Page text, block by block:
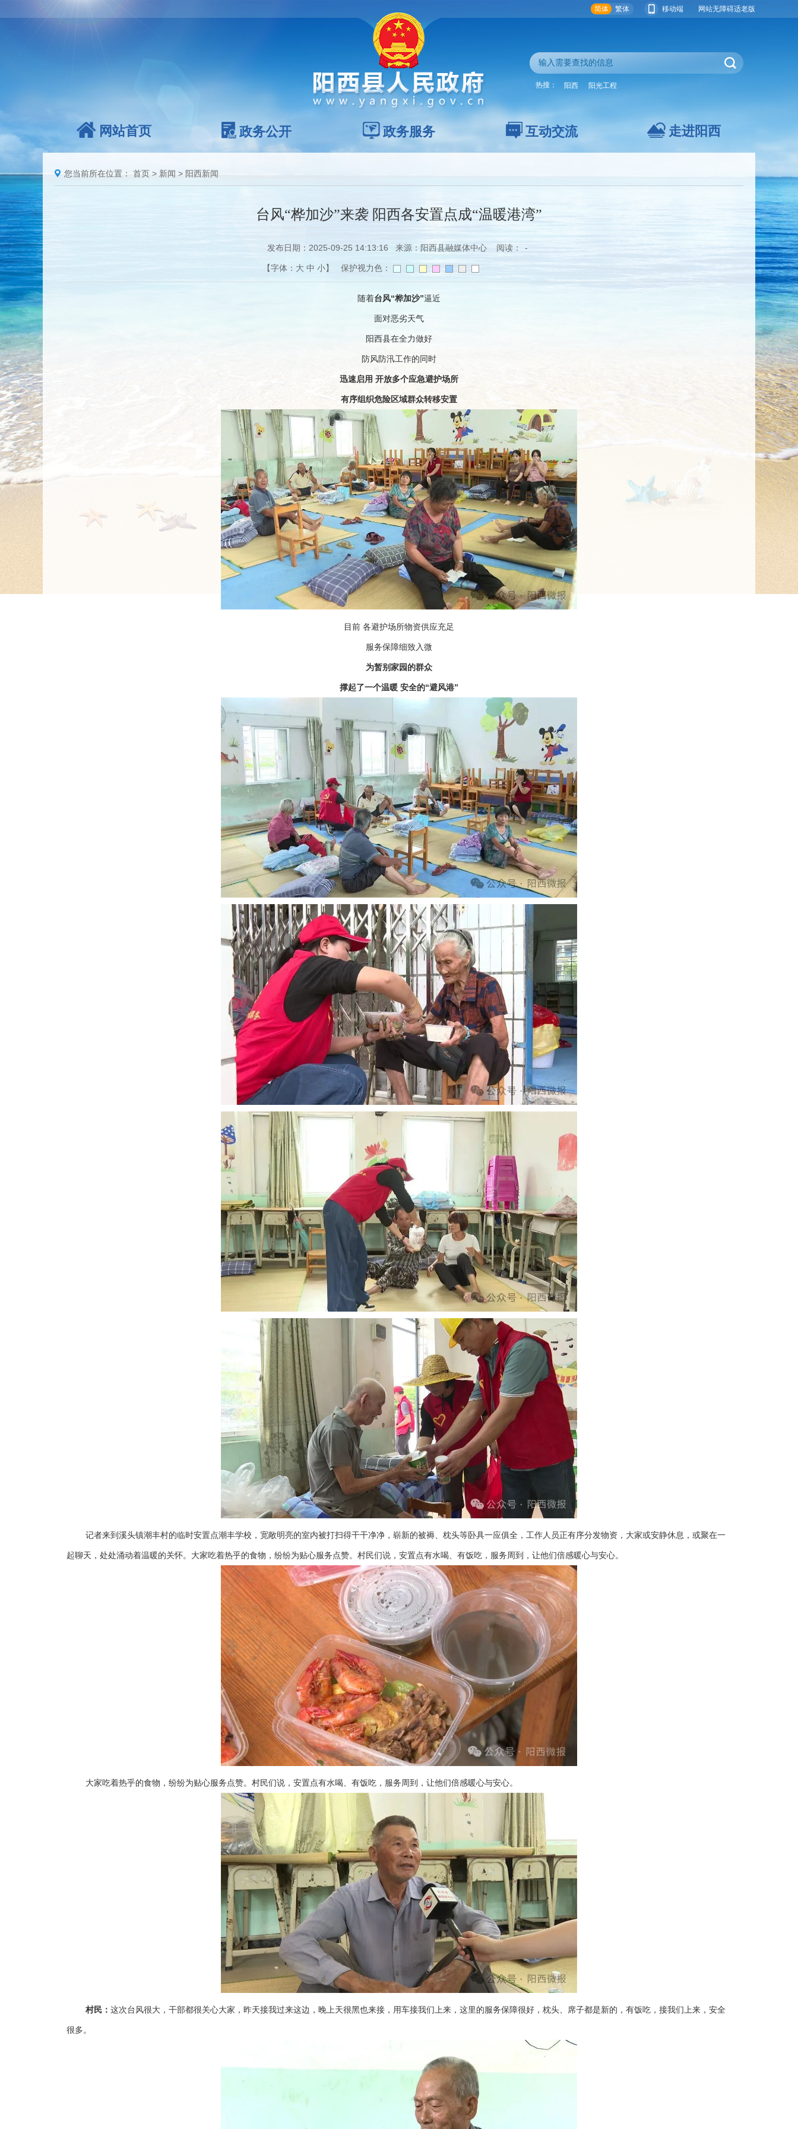
简体 繁体 移动端 网站无障碍适老版
热搜： 阳西 阳光工程
网站首页 政务公开 政务服务 互动交流 走进阳西
您当前所在位置： 首页 > 新闻 > 阳西新闻
台风“桦加沙”来袭 阳西各安置点成“温暖港湾”
发布日期：2025-09-25 14:13:16 来源：阳西县融媒体中心 阅读： -
【字体： 大 中 小】 保护视力色：
随着台风“桦加沙”逼近
面对恶劣天气
阳西县在全力做好
防风防汛工作的同时
迅速启用 开放多个应急避护场所
有序组织危险区域群众转移安置
目前 各避护场所物资供应充足
服务保障细致入微
为暂别家园的群众
撑起了一个温暖 安全的“避风港”
记者来到溪头镇潮丰村的临时安置点潮丰学校，宽敞明亮的室内被打扫得干干净净，崭新的被褥、枕头等卧具一应俱全，工作人员正有序分发物资，大家或安静休息，或聚在一
起聊天，处处涌动着温暖的关怀。大家吃着热乎的食物，纷纷为贴心服务点赞。村民们说，安置点有水喝、有饭吃，服务周到，让他们倍感暖心与安心。
大家吃着热乎的食物，纷纷为贴心服务点赞。村民们说，安置点有水喝、有饭吃，服务周到，让他们倍感暖心与安心。
村民： 这次台风很大，干部都很关心大家，昨天接我过来这边，晚上天很黑也来接，用车接我们上来，这里的服务保障很好，枕头、席子都是新的，有饭吃，接我们上来，安全
很多。